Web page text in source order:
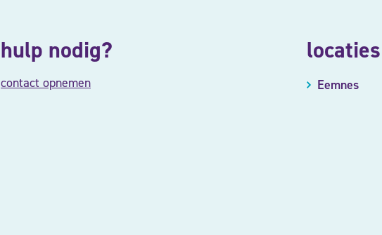
hulp nodig?
contact opnemen
locaties
Eemnes